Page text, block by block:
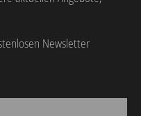
Newsletter